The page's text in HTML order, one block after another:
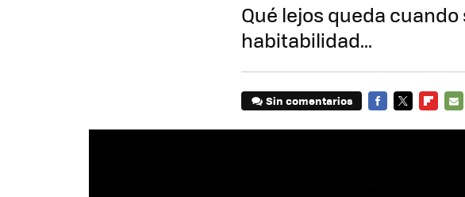
Qué lejos queda
habitabilidad...
Sin comentarios